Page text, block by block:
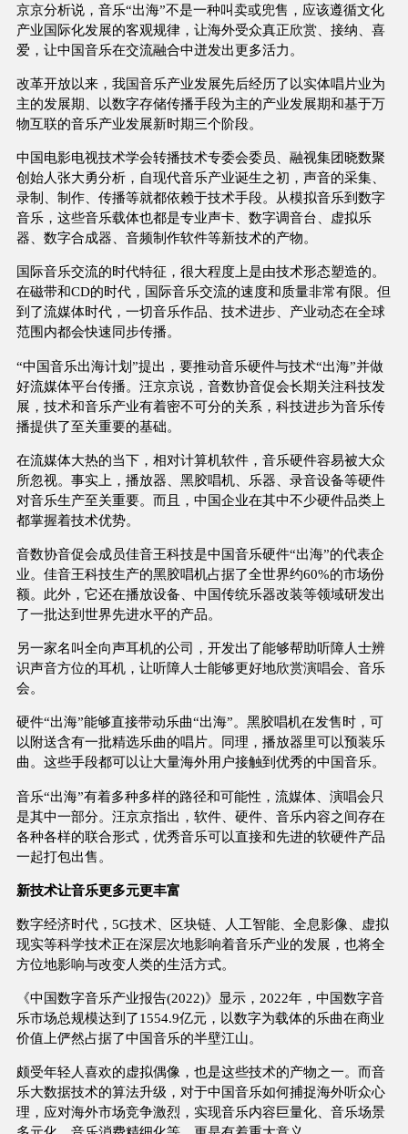
京京分析说，音乐“出海”不是一种叫卖或兜售，应该遵循文化
产业国际化发展的客观规律，让海外受众真正欣赏、接纳、喜
爱，让中国音乐在交流融合中迸发出更多活力。
改革开放以来，我国音乐产业发展先后经历了以实体唱片业为
主的发展期、以数字存储传播手段为主的产业发展期和基于万
物互联的音乐产业发展新时期三个阶段。
中国电影电视技术学会转播技术专委会委员、融视集团晓数聚
创始人张大勇分析，自现代音乐产业诞生之初，声音的采集、
录制、制作、传播等就都依赖于技术手段。从模拟音乐到数字
音乐，这些音乐载体也都是专业声卡、数字调音台、虚拟乐
器、数字合成器、音频制作软件等新技术的产物。
国际音乐交流的时代特征，很大程度上是由技术形态塑造的。
在磁带和CD的时代，国际音乐交流的速度和质量非常有限。但
到了流媒体时代，一切音乐作品、技术进步、产业动态在全球
范围内都会快速同步传播。
“中国音乐出海计划”提出，要推动音乐硬件与技术“出海”并做
好流媒体平台传播。汪京京说，音数协音促会长期关注科技发
展，技术和音乐产业有着密不可分的关系，科技进步为音乐传
播提供了至关重要的基础。
在流媒体大热的当下，相对计算机软件，音乐硬件容易被大众
所忽视。事实上，播放器、黑胶唱机、乐器、录音设备等硬件
对音乐生产至关重要。而且，中国企业在其中不少硬件品类上
都掌握着技术优势。
音数协音促会成员佳音王科技是中国音乐硬件“出海”的代表企
业。佳音王科技生产的黑胶唱机占据了全世界约60%的市场份
额。此外，它还在播放设备、中国传统乐器改装等领域研发出
了一批达到世界先进水平的产品。
另一家名叫全向声耳机的公司，开发出了能够帮助听障人士辨
识声音方位的耳机，让听障人士能够更好地欣赏演唱会、音乐
会。
硬件“出海”能够直接带动乐曲“出海”。黑胶唱机在发售时，可
以附送含有一批精选乐曲的唱片。同理，播放器里可以预装乐
曲。这些手段都可以让大量海外用户接触到优秀的中国音乐。
音乐“出海”有着多种多样的路径和可能性，流媒体、演唱会只
是其中一部分。汪京京指出，软件、硬件、音乐内容之间存在
各种各样的联合形式，优秀音乐可以直接和先进的软硬件产品
一起打包出售。
新技术让音乐更多元更丰富
数字经济时代，5G技术、区块链、人工智能、全息影像、虚拟
现实等科学技术正在深层次地影响着音乐产业的发展，也将全
方位地影响与改变人类的生活方式。
《中国数字音乐产业报告(2022)》显示，2022年，中国数字音
乐市场总规模达到了1554.9亿元，以数字为载体的乐曲在商业
价值上俨然占据了中国音乐的半壁江山。
颇受年轻人喜欢的虚拟偶像，也是这些技术的产物之一。而音
乐大数据技术的算法升级，对于中国音乐如何捕捉海外听众心
理，应对海外市场竞争激烈，实现音乐内容巨量化、音乐场景